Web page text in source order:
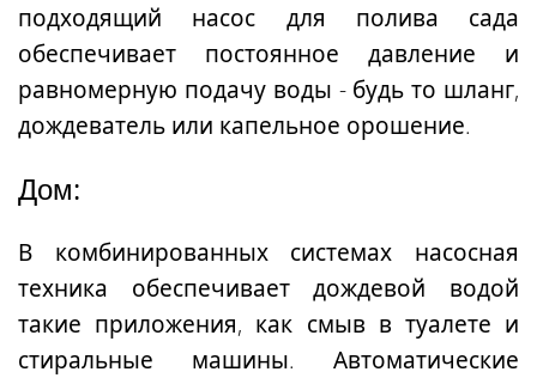
подходящий насос для полива сада
обеспечивает постоянное давление и
равномерную подачу воды - будь то шланг,
дождеватель или капельное орошение.
Дом:
В комбинированных системах насосная
техника обеспечивает дождевой водой
такие приложения, как смыв в туалете и
стиральные машины. Автоматические